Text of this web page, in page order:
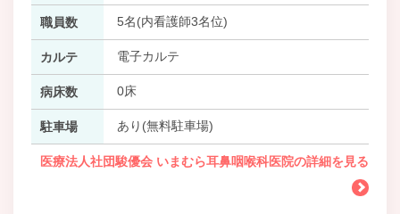
職員数 5名(内看護師3名位)
カルテ 電子カルテ
病床数 0床
駐車場 あり(無料駐車場)
医療法人社団駿優会 いまむら耳鼻咽喉科医院の詳細を見る